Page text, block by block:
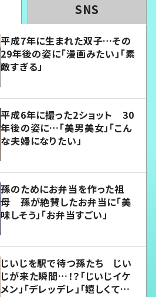
SNS
平成7年に生まれた双子…その
29年後の姿に「漫画みたい」「素
敵すぎる」
平成6年に撮った2ショット 30
年後の姿に…「美男美女」「こん
な夫婦になりたい」
孫のためにお弁当を作った祖
母 孫が絶賛したお弁当に「美
味しそう」「お弁当すごい」
じいじを駅で待つ孫たち じい
じが来た瞬間…！？「じいじイケ
メン」「デレッデレ」「嬉しくて可